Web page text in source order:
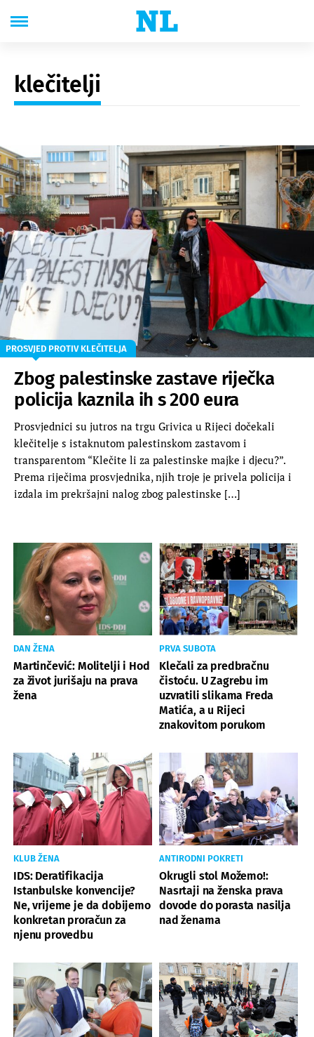
klečitelji
PROSVJED PROTIV KLEČITELJA
Zbog palestinske zastave riječka
policija kaznila ih s 200 eura
Prosvjednici su jutros na trgu Grivica u Rijeci dočekali
klečitelje s istaknutom palestinskom zastavom i
transparentom “Klečite li za palestinske majke i djecu?”.
Prema riječima prosvjednika, njih troje je privela policija i
izdala im prekršajni nalog zbog palestinske […]
DAN ŽENA
Martinčević: Molitelji i Hod
za život jurišaju na prava
žena
PRVA SUBOTA
Klečali za predbračnu
čistoću. U Zagrebu im
uzvratili slikama Freda
Matića, a u Rijeci
znakovitom porukom
KLUB ŽENA
IDS: Deratifikacija
Istanbulske konvencije?
Ne, vrijeme je da dobijemo
konkretan proračun za
njenu provedbu
ANTIRODNI POKRETI
Okrugli stol Možemo!:
Nasrtaji na ženska prava
dovode do porasta nasilja
nad ženama